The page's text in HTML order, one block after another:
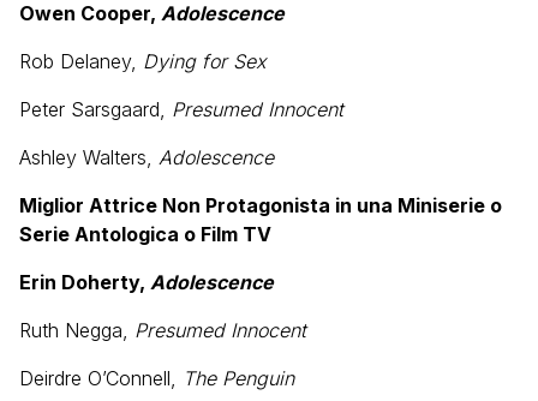
Owen Cooper, Adolescence
Rob Delaney, Dying for Sex
Peter Sarsgaard, Presumed Innocent
Ashley Walters, Adolescence
Miglior Attrice Non Protagonista in una Miniserie o
Serie Antologica o Film TV
Erin Doherty, Adolescence
Ruth Negga, Presumed Innocent
Deirdre O’Connell, The Penguin